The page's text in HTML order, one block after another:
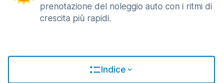
prenotazione del noleggio auto con i ritmi di
crescita più rapidi.
Indice